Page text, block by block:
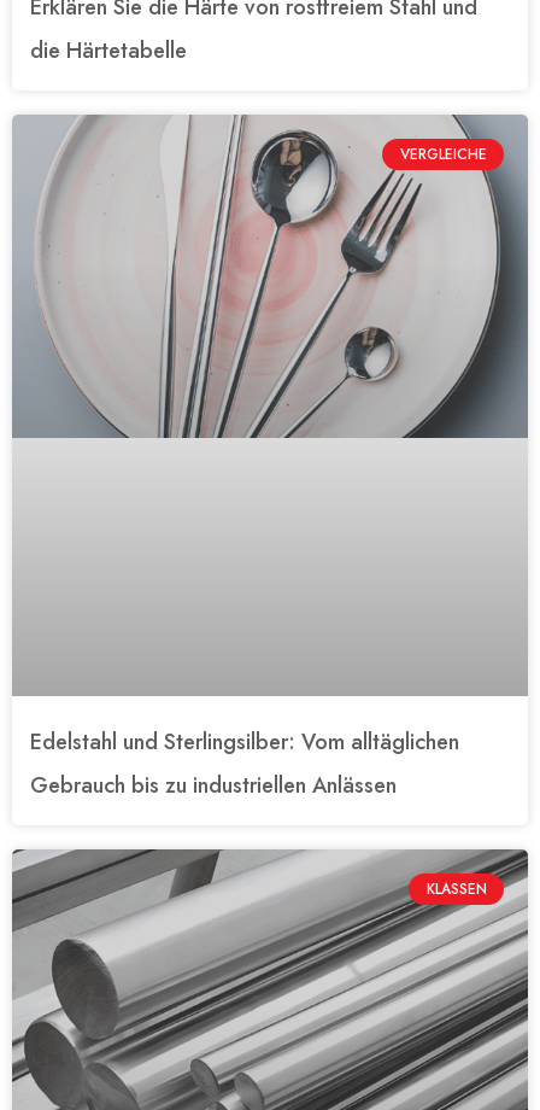
Erklären Sie die Härte von rostfreiem Stahl und
die Härtetabelle
VERGLEICHE
Edelstahl und Sterlingsilber: Vom alltäglichen
Gebrauch bis zu industriellen Anlässen
KLASSEN